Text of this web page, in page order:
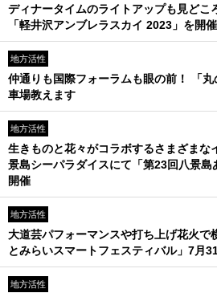
ディナータイムのライトアップも見ど
「軽井沢アンブレラスカイ 2023」を開催
地方活性
仲通りも国際フォーラムも眼の前！ 「
車場教えます
地方活性
生きものと花々がコラボするさまざま
景島シーパラダイスにて「第23回八景島
開催
地方活性
大道芸パフォーマンスや打ち上げ花火
とみらいスマートフェスティバル」7月
地方活性